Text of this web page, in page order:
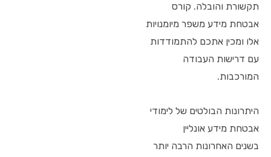
תקשורת והובלה. קורס
אבטחת מידע משפר מיומנויות
אלו ומכין אתכם להתמודדות
עם דרישות העבודה
המורכבות.
היתרונות הבולטים של לימודי
אבטחת מידע אונליין
בשנים האחרונות הרבה יותר